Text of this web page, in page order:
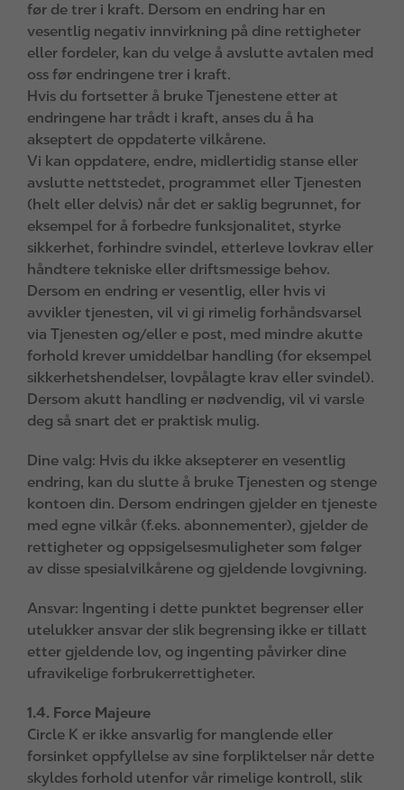
før de trer i kraft. Dersom en endring har en
vesentlig negativ innvirkning på dine rettigheter
eller fordeler, kan du velge å avslutte avtalen med
oss før endringene trer i kraft.
Hvis du fortsetter å bruke Tjenestene etter at
endringene har trådt i kraft, anses du å ha
akseptert de oppdaterte vilkårene.
Vi kan oppdatere, endre, midlertidig stanse eller
avslutte nettstedet, programmet eller Tjenesten
(helt eller delvis) når det er saklig begrunnet, for
eksempel for å forbedre funksjonalitet, styrke
sikkerhet, forhindre svindel, etterleve lovkrav eller
håndtere tekniske eller driftsmessige behov.
Dersom en endring er vesentlig, eller hvis vi
avvikler tjenesten, vil vi gi rimelig forhåndsvarsel
via Tjenesten og/eller e post, med mindre akutte
forhold krever umiddelbar handling (for eksempel
sikkerhetshendelser, lovpålagte krav eller svindel).
Dersom akutt handling er nødvendig, vil vi varsle
deg så snart det er praktisk mulig.
Dine valg: Hvis du ikke aksepterer en vesentlig
endring, kan du slutte å bruke Tjenesten og stenge
kontoen din. Dersom endringen gjelder en tjeneste
med egne vilkår (f.eks. abonnementer), gjelder de
rettigheter og oppsigelsesmuligheter som følger
av disse spesialvilkårene og gjeldende lovgivning.
Ansvar: Ingenting i dette punktet begrenser eller
utelukker ansvar der slik begrensing ikke er tillatt
etter gjeldende lov, og ingenting påvirker dine
ufravikelige forbrukerrettigheter.
1.4. Force Majeure
Circle K er ikke ansvarlig for manglende eller
forsinket oppfyllelse av sine forpliktelser når dette
skyldes forhold utenfor vår rimelige kontroll, slik